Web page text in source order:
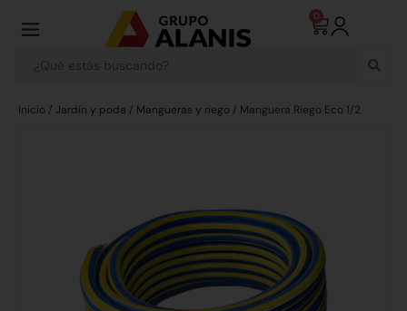
0
Inicio / Jardín y poda / Mangueras y riego / Manguera Riego Eco 1/2